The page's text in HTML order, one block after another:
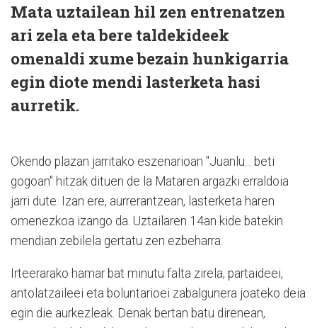
Mata uztailean hil zen entrenatzen
ari zela eta bere taldekideek
omenaldi xume bezain hunkigarria
egin diote mendi lasterketa hasi
aurretik.
Okendo plazan jarritako eszenarioan "Juanlu... beti
gogoan" hitzak dituen de la Mataren argazki erraldoia
jarri dute. Izan ere, aurrerantzean, lasterketa haren
omenezkoa izango da. Uztailaren 14an kide batekin
mendian zebilela gertatu zen ezbeharra.
Irteerarako hamar bat minutu falta zirela, partaideei,
antolatzaileei eta boluntarioei zabalgunera joateko deia
egin die aurkezleak. Denak bertan batu direnean,